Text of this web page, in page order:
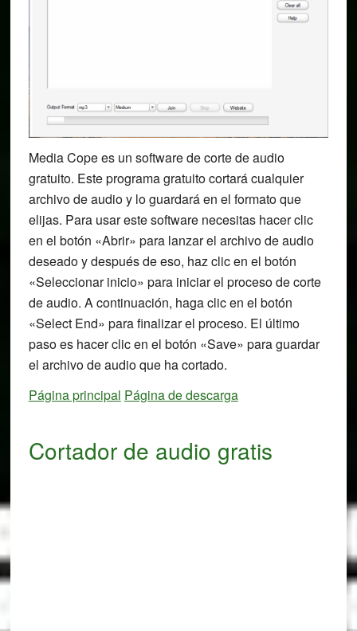
Media Cope es un software de corte de audio
gratuito. Este programa gratuito cortará cualquier
archivo de audio y lo guardará en el formato que
elijas. Para usar este software necesitas hacer clic
en el botón «Abrir» para lanzar el archivo de audio
deseado y después de eso, haz clic en el botón
«Seleccionar inicio» para iniciar el proceso de corte
de audio. A continuación, haga clic en el botón
«Select End» para finalizar el proceso. El último
paso es hacer clic en el botón «Save» para guardar
el archivo de audio que ha cortado.
Página principal Página de descarga
Cortador de audio gratis